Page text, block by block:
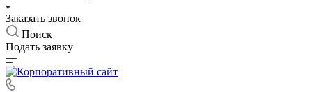
Заказать звонок
Поиск
Подать заявку